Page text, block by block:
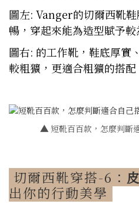
圖左: Vanger的切爾西靴
暢，穿起來能為造型賦予較
圖右: 的工作靴，鞋底厚實
較粗獷，更適合粗獷的搭配
▲ 短靴百百款，怎麼判斷
切爾西靴穿搭-6：
出你的行動美學